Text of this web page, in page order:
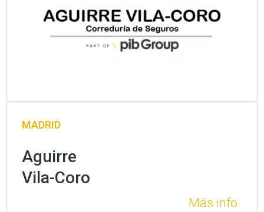
MADRID
Aguirre
Vila-Coro
Más info